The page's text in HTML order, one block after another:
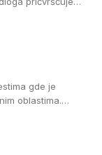
gde je
oblastima.